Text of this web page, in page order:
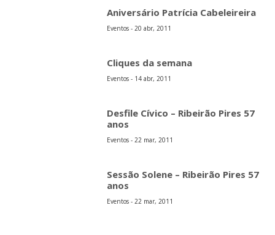
Aniversário Patrícia Cabeleireira
Eventos - 20 abr, 2011
Cliques da semana
Eventos - 14 abr, 2011
Desfile Cívico – Ribeirão Pires 57
anos
Eventos - 22 mar, 2011
Sessão Solene – Ribeirão Pires 57
anos
Eventos - 22 mar, 2011